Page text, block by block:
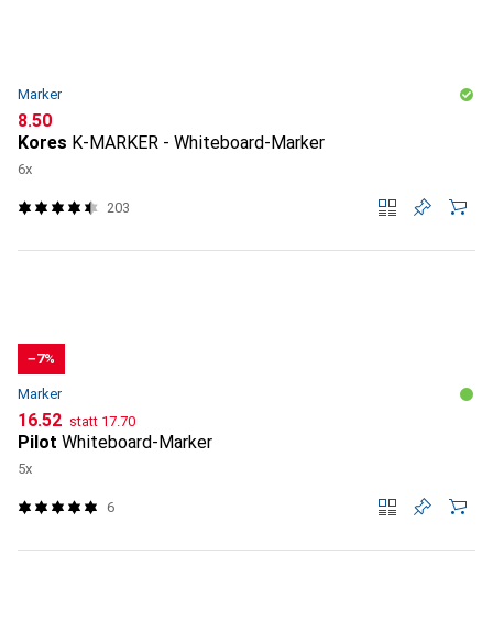
Marker
CHF
8.50
Kores K-MARKER - Whiteboard-Marker
6x
203
−7%
Marker
CHF
16.52 statt CHF
17.70
Pilot Whiteboard-Marker
5x
6